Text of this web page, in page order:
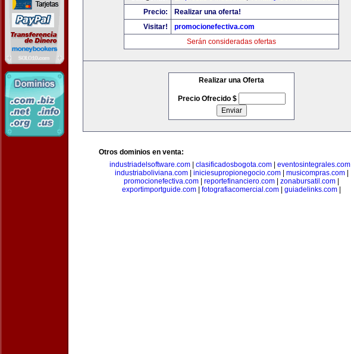
Precio:
Realizar una oferta!
Visitar!
promocionefectiva.com
Serán consideradas ofertas
Realizar una Oferta
Precio Ofrecido $
Otros dominios en venta:
industriadelsoftware.com| clasificadosbogota.com| eventosintegrales.com|
industriaboliviana.com| iniciesupropionegocio.com| musicompras.com|
promocionefectiva.com
reportefinanciero.com zonabursatil.com
exportimportguide.com
fotografiacomercial.com guiadelinks.com